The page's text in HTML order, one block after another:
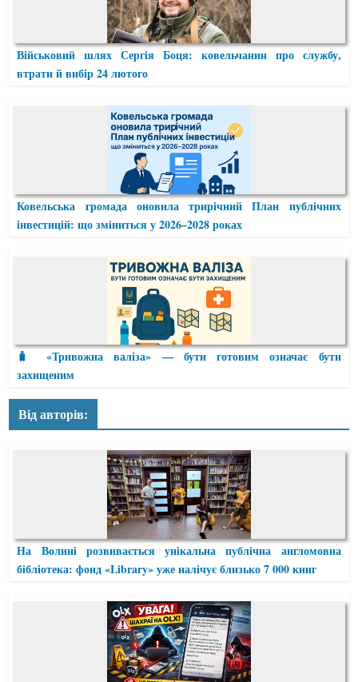
Військовий шлях Сергія Боця: ковельчанин про службу,
втрати й вибір 24 лютого
Ковельська громада оновила трирічний План публічних
інвестицій: що зміниться у 2026–2028 роках
🧳 «Тривожна валіза» — бути готовим означає бути
захищеним
Від авторів:
На Волині розвивається унікальна публічна англомовна
бібліотека: фонд «Library» уже налічує близько 7 000 книг